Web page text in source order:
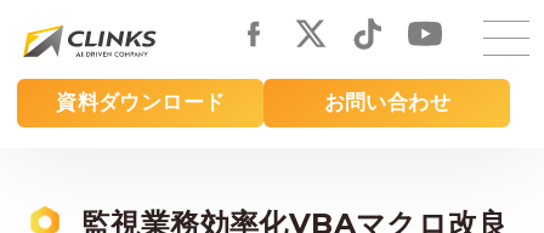
main
content
資料ダウンロード お問い合わせ
監視業務効率化VBAマクロ改良